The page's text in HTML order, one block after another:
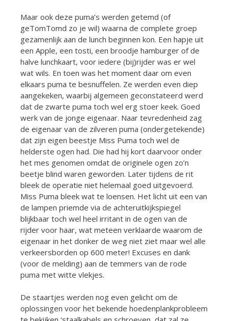
Maar ook deze puma’s werden getemd (of
geTomTomd zo je wil) waarna de complete groep
gezamenlijk aan de lunch beginnen kon. Een hapje uit
een Apple, een tosti, een broodje hamburger of de
halve lunchkaart, voor iedere (bij)rijder was er wel
wat wils. En toen was het moment daar om even
elkaars puma te besnuffelen. Ze werden even diep
aangekeken, waarbij algemeen geconstateerd werd
dat de zwarte puma toch wel erg stoer keek. Goed
werk van de jonge eigenaar. Naar tevredenheid zag
de eigenaar van de zilveren puma (ondergetekende)
dat zijn eigen beestje Miss Puma toch wel de
helderste ogen had. Die had hij kort daarvoor onder
het mes genomen omdat de originele ogen zo’n
beetje blind waren geworden. Later tijdens de rit
bleek de operatie niet helemaal goed uitgevoerd.
Miss Puma bleek wat te loensen. Het licht uit een van
de lampen priemde via de achteruitkijkspiegel
blijkbaar toch wel heel irritant in de ogen van de
rijder voor haar, wat meteen verklaarde waarom de
eigenaar in het donker de weg niet ziet maar wel alle
verkeersborden op 600 meter! Excuses en dank
(voor de melding) aan de temmers van de rode
puma met witte vlekjes.
De staartjes werden nog even gelicht om de
oplossingen voor het bekende hoedenplankprobleem